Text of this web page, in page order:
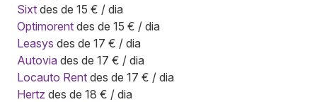
Sixt des de 15 € / dia
Optimorent des de 15 € / dia
Leasys des de 17 € / dia
Autovia des de 17 € / dia
Locauto Rent des de 17 € / dia
Hertz des de 18 € / dia